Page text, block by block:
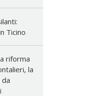
Ticino
riforma
la